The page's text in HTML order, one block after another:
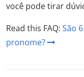
você pode tirar
Read this FAQ: São
pronome?